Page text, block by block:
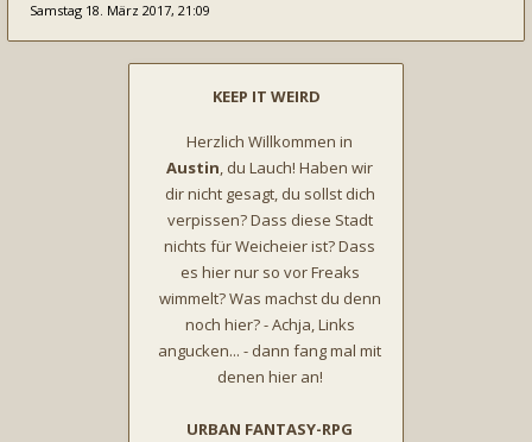
Samstag 18. März 2017, 21:09
KEEP IT WEIRD
Herzlich Willkommen in
Austin, du Lauch! Haben wir
dir nicht gesagt, du sollst dich
verpissen? Dass diese Stadt
nichts für Weicheier ist? Dass
es hier nur so vor Freaks
wimmelt? Was machst du denn
noch hier? - Achja, Links
angucken... - dann fang mal mit
denen hier an!
URBAN FANTASY-RPG